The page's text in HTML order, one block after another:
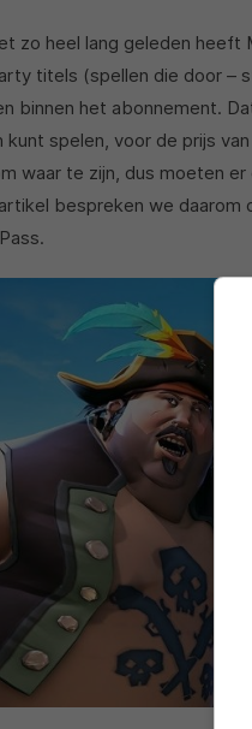
zo heel lang geleden
titels (spellen die door –
binnen het abonnement.
kunt spelen, voor de prijs
waar te zijn, dus moeten
bespreken we daarom